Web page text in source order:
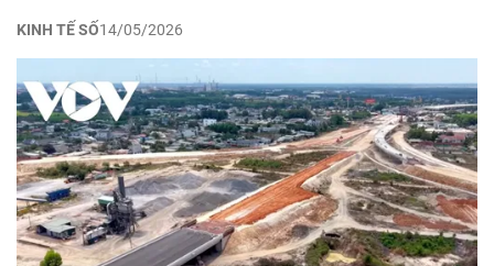
KINH TẾ SỐ14/05/2026